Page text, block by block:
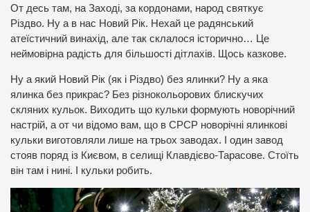
От десь там, на Заході, за кордонами, народ святкує
Різдво. Ну а в нас Новий Рік. Нехай це радянський
атеїстичний винахід, але так склалося історично… Це
неймовірна радість для більшості дітлахів. Щось казкове.
Ну а який Новий Рік (як і Різдво) без ялинки? Ну а яка
ялинка без прикрас? Без різнокольорових блискучих
скляних кульок. Виходить що кульки формують новорічний
настрій, а от чи відомо вам, що в СРСР новорічні ялинкові
кульки виготовляли лише на трьох заводах. І один завод
стояв поряд із Києвом, в селищі Клавдієво-Тарасове. Стоїть
він там і нині. І кульки робить.